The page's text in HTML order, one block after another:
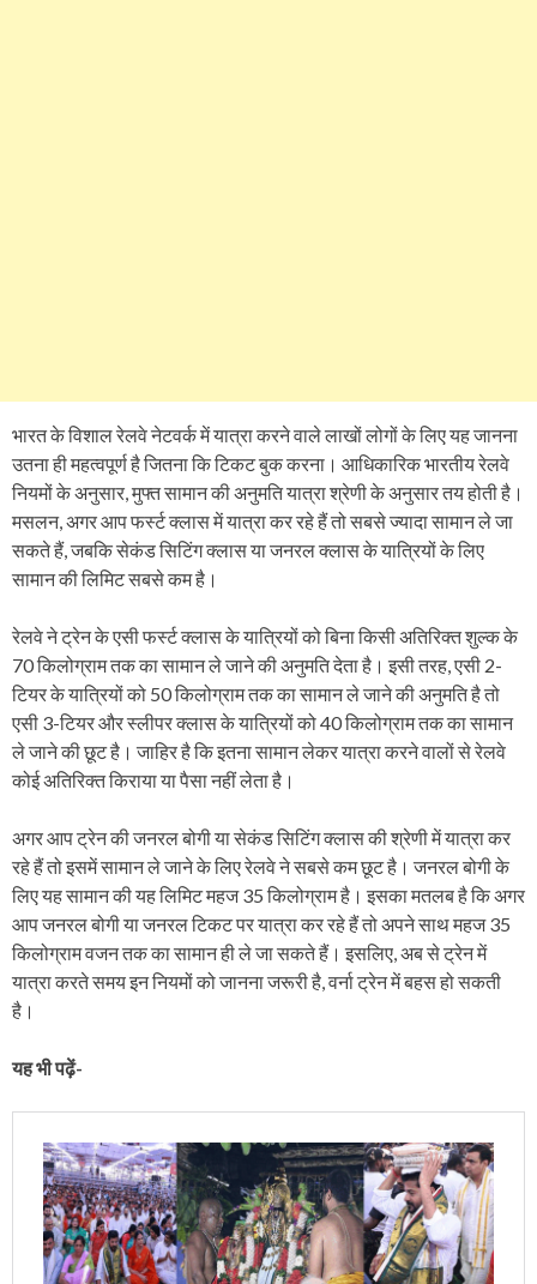
भारत के विशाल रेलवे नेटवर्क में यात्रा करने वाले लाखों लोगों के लिए यह जानना
उतना ही महत्वपूर्ण है जितना कि टिकट बुक करना। आधिकारिक भारतीय रेलवे
नियमों के अनुसार, मुफ्त सामान की अनुमति यात्रा श्रेणी के अनुसार तय होती है।
मसलन, अगर आप फर्स्‍ट क्‍लास में यात्रा कर रहे हैं तो सबसे ज्‍यादा सामान ले जा
सकते हैं, जबकि सेकंड सिटिंग क्‍लास या जनरल क्‍लास के यात्रियों के लिए
सामान की लिमिट सबसे कम है।
रेलवे ने ट्रेन के एसी फर्स्ट क्लास के यात्रियों को बिना किसी अतिरिक्त शुल्क के
70 किलोग्राम तक का सामान ले जाने की अनुमति देता है। इसी तरह, एसी 2-
टियर के यात्रियों को 50 किलोग्राम तक का सामान ले जाने की अनुमति है तो
एसी 3-टियर और स्लीपर क्लास के यात्रियों को 40 किलोग्राम तक का सामान
ले जाने की छूट है। जाहिर है कि इतना सामान लेकर यात्रा करने वालों से रेलवे
कोई अतिरिक्‍त किराया या पैसा नहीं लेता है।
अगर आप ट्रेन की जनरल बोगी या सेकंड सिटिंग क्‍लास की श्रेणी में यात्रा कर
रहे हैं तो इसमें सामान ले जाने के लिए रेलवे ने सबसे कम छूट है। जनरल बोगी के
लिए यह सामान की यह लिमिट महज 35 किलोग्राम है। इसका मतलब है कि अगर
आप जनरल बोगी या जनरल टिकट पर यात्रा कर रहे हैं तो अपने साथ महज 35
किलोग्राम वजन तक का सामान ही ले जा सकते हैं। इसलिए, अब से ट्रेन में
यात्रा करते समय इन नियमों को जानना जरूरी है, वर्ना ट्रेन में बहस हो सकती
है।
यह भी पढ़ें-